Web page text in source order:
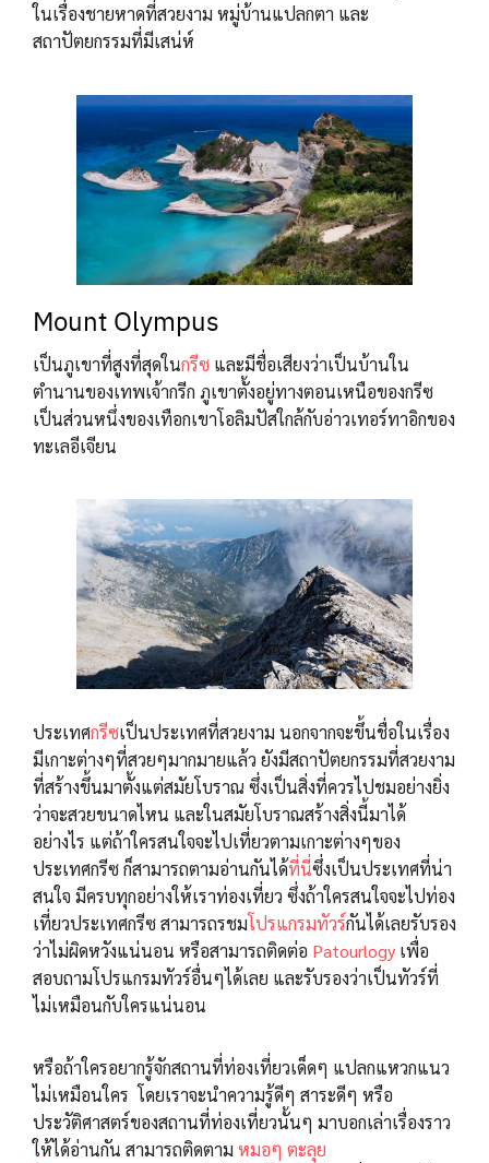
ในเรื่องชายหาดที่สวยงาม หมู่บ้านแปลกตา และ
สถาปัตยกรรมที่มีเสน่ห์
Mount Olympus
เป็นภูเขาที่สูงที่สุดในกรีซ และมีชื่อเสียงว่าเป็นบ้านใน
ตำนานของเทพเจ้ากรีก ภูเขาตั้งอยู่ทางตอนเหนือของกรีซ
เป็นส่วนหนึ่งของเทือกเขาโอลิมปัสใกล้กับอ่าวเทอร์ทาอิกของ
ทะเลอีเจียน
ประเทศกรีซเป็นประเทศที่สวยงาม นอกจากจะขึ้นชื่อในเรื่อง
มีเกาะต่างๆที่สวยๆมากมายแล้ว ยังมีสถาปัตยกรรมที่สวยงาม
ที่สร้างขึ้นมาตั้งแต่สมัยโบราณ ซึ่งเป็นสิ่งที่ควรไปชมอย่างยิ่ง
ว่าจะสวยขนาดไหน และในสมัยโบราณสร้างสิ่งนี้มาได้
อย่างไร แต่ถ้าใครสนใจจะไปเที่ยวตามเกาะต่างๆของ
ประเทศกรีซ ก็สามารถตามอ่านกันได้ที่นี่ซึ่งเป็นประเทศที่น่า
สนใจ มีครบทุกอย่างให้เราท่องเที่ยว ซึ่งถ้าใครสนใจจะไปท่อง
เที่ยวประเทศกรีซ สามารถรชมโปรแกรมทัวร์กันได้เลยรับรอง
ว่าไม่ผิดหวังแน่นอน หรือสามารถติดต่อ Patourlogy เพื่อ
สอบถามโปรแกรมทัวร์อื่นๆได้เลย และรับรองว่าเป็นทัวร์ที่
ไม่เหมือนกับใครแน่นอน
หรือถ้าใครอยากรู้จักสถานที่ท่องเที่ยวเด็ดๆ แปลกแหวกแนว
ไม่เหมือนใคร โดยเราจะนำความรู้ดีๆ สาระดีๆ หรือ
ประวัติศาสตร์ของสถานที่ท่องเที่ยวนั้นๆ มาบอกเล่าเรื่องราว
ให้ได้อ่านกัน สามารถติดตาม หมอๆ ตะลุย